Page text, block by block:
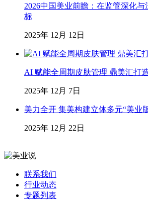
2026中国美业前瞻：在监管深化
标
2025年 12月 12日
AI 赋能全周期皮肤管理 鼎美汇打
2025年 12月 7日
美力全开 集美构建立体多元“美业
2025年 12月 22日
联系我们
行业动态
专题列表